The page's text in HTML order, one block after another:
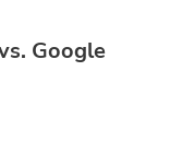
Google